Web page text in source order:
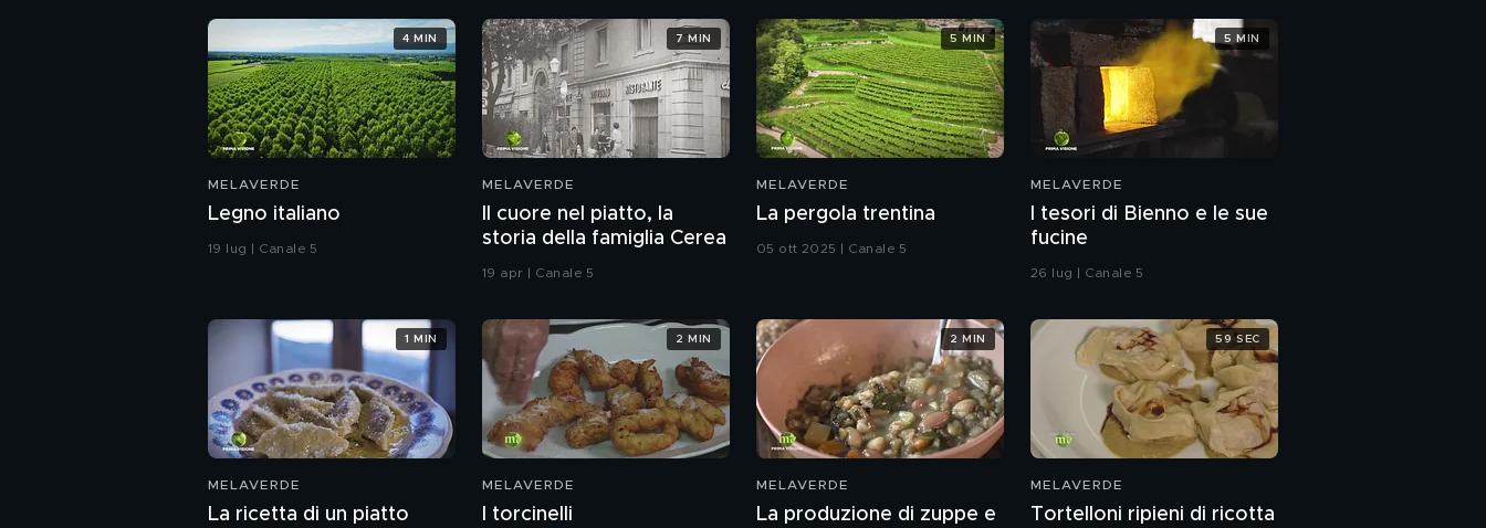
MELAVERDE
Legno italiano
19 lug | Canale 5
4 MIN
MELAVERDE
Il cuore nel piatto, la
storia della famiglia Cerea
19 apr | Canale 5
7 MIN
MELAVERDE
La pergola trentina
05 ott 2025 | Canale 5
5 MIN
MELAVERDE
I tesori di Bienno e le sue
fucine
26 lug | Canale 5
5 MIN
MELAVERDE
La ricetta di un piatto
1 MIN
MELAVERDE
I torcinelli
2 MIN
MELAVERDE
La produzione di zuppe e
2 MIN
MELAVERDE
Tortelloni ripieni di ricotta
59 SEC